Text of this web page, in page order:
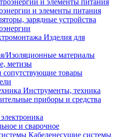
и элементы питания
зарядные устройства
Изделия для
Изоляционные материалы
метизы
товары
Инструменты, техника
приборы и средства
и сварочное
Кабеленесущие системы